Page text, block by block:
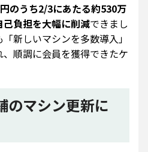
のうち2/3にあたる約530万
負担を大幅に削減できまし
新しいマシンを多数導入」
順調に会員を獲得できたケ
のマシン更新に